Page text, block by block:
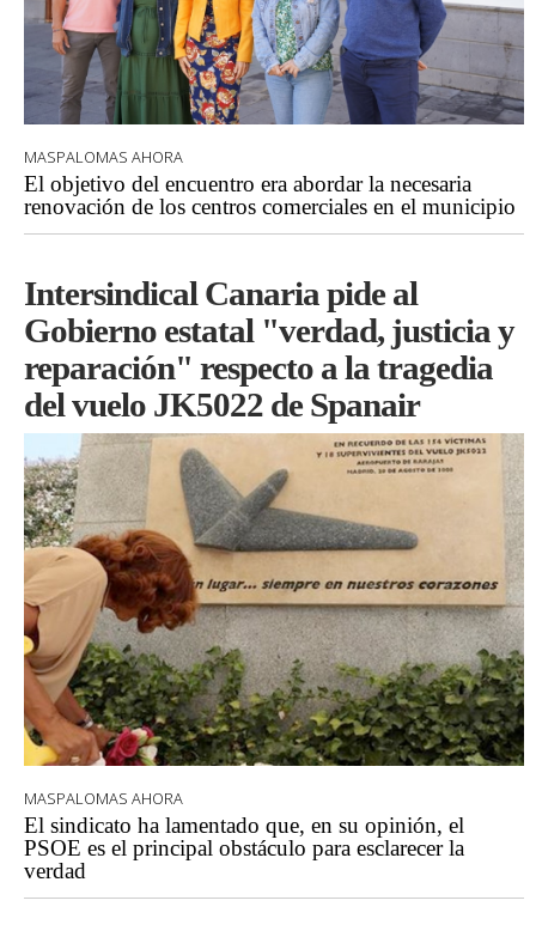
MASPALOMAS AHORA
El objetivo del encuentro era abordar la necesaria
renovación de los centros comerciales en el municipio
Intersindical Canaria pide al
Gobierno estatal "verdad, justicia y
reparación" respecto a la tragedia
del vuelo JK5022 de Spanair
MASPALOMAS AHORA
El sindicato ha lamentado que, en su opinión, el
PSOE es el principal obstáculo para esclarecer la
verdad